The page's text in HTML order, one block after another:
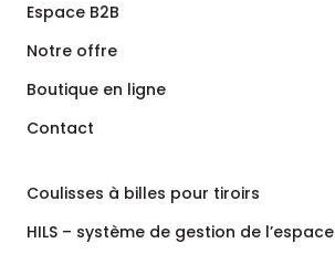
Espace B2B
Notre offre
Boutique en ligne
Contact
Coulisses à billes pour tiroirs
HILS – système de gestion de l’espace